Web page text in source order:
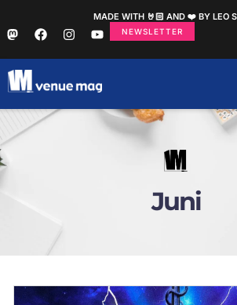
MADE WITH 🤘🏻 AND ❤️ BY LEO
NEWSLETTER
Juni